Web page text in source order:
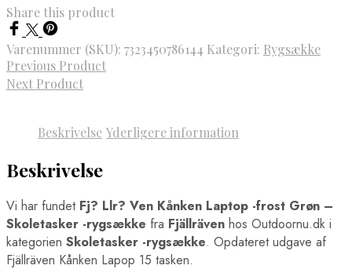
Share this product
Varenummer (SKU): 7323450786144 Kategori: Rygsække
Previous Product
Next Product
Beskrivelse Yderligere information
Beskrivelse
Vi har fundet Fj? Llr? Ven Kånken Laptop -frost Grøn –
Skoletasker -rygsække fra Fjällräven hos Outdoornu.dk i
kategorien Skoletasker -rygsække. Opdateret udgave af
Fjällräven Kånken Lapop 15 tasken.